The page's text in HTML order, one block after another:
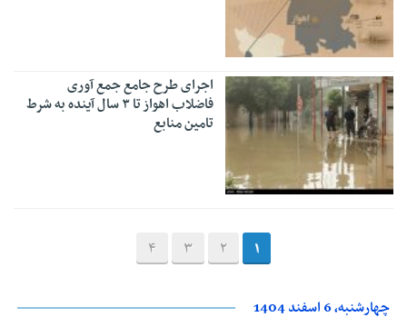
اجرای طرح جامع جمع آوری
فاضلاب اهواز تا ۳ سال آینده به شرط
تامین منابع
1
2
3
4
چهارشنبه، 6 اسفند 1404